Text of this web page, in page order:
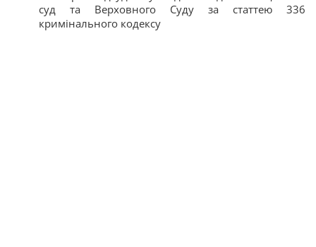
суд та Верховного Суду за статтею 336
кримінального кодексу